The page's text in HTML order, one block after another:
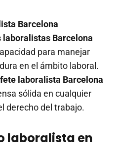
Barcelona
laboralistas Barcelona
para manejar
en el ámbito laboral.
laboralista Barcelona
sólida en cualquier
derecho del trabajo.
laboralista en